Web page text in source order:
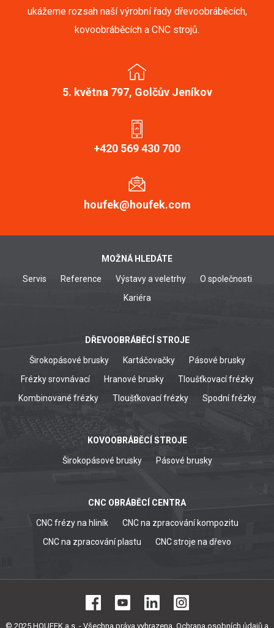
ukážeme rozsah naší výrobní řady dřevoobráběcích,
kovoobráběcích a CNC strojů.
5. května 797, Golčův Jeníkov
+420 569 430 700
houfek@houfek.com
MOŽNÁ HLEDÁTE
Servis Reference Výstavy a veletrhy
O společnosti
Kariéra
DŘEVOOBRÁBĚCÍ STROJE
Širokopásové brusky Kartáčovačky
Pásové brusky
Frézky srovnávací
Hranové brusky
Tloušťkovací frézky
Kombinované frézky
Tloušťkovací frézky Spodní frézky
KOVOOBRÁBĚCÍ STROJE
Širokopásové brusky Pásové brusky
CNC OBRÁBĚCÍ CENTRA
CNC frézy na hliník
CNC na zpracování kompozitu
CNC na zpracování plastu
CNC stroje na dřevo
© 2025 HOUFEK a.s. - Všechna práva vyhrazena, Ochrana osobních údajů a